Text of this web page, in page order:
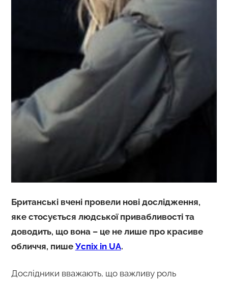
Британські вчені провели нові дослідження,
яке стосується людської привабливості та
доводить, що вона – це не лише про красиве
обличчя, пише Успіх in UA.
Дослідники вважають, що важливу роль